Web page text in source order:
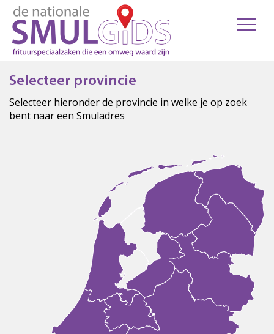
Selecteer provincie
Selecteer hieronder de provincie in welke je op zoek
bent naar een Smuladres